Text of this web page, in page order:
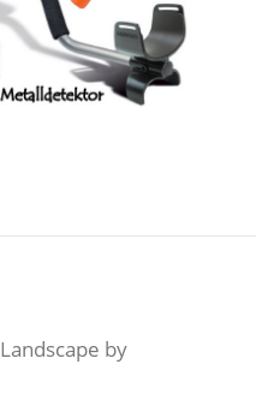
Landscape by